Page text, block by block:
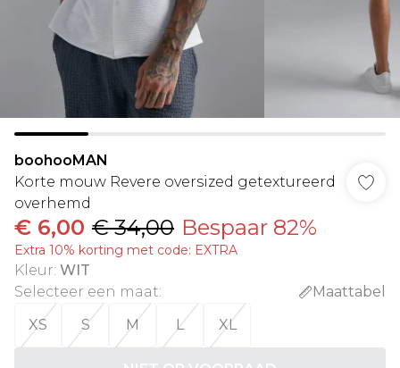
boohooMAN
Korte mouw Revere oversized getextureerd
overhemd
€ 6,00 € 34,00 Bespaar 82%
Extra 10% korting met code: EXTRA
Kleur: WIT
Selecteer een maat:
Maattabel
XS
S M L XL